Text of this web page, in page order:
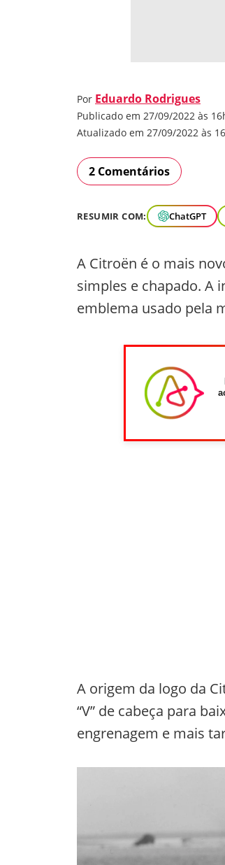
Por Eduardo Rodrigues
Publicado em 27/09/2022 às
Atualizado em 27/09/2022 às
2 Comentários
RESUMIR COM: ChatGPT
A Citroën é o mais
simples e chapado. A
emblema usado pela
A origem da logo da
“V” de cabeça para
engrenagem e mais